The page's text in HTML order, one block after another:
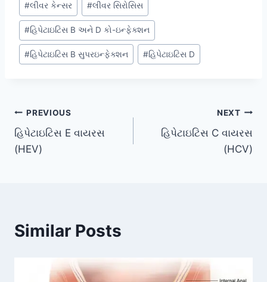
#લીવર કેન્સર #લીવર સિરોસિસ
#હિપેટાઇટિસ B અને D કો-ઇન્ફેક્શન
#હિપેટાઇટિસ B સુપરઇન્ફેક્શન #હિપેટાઇટિસ D
Post
navigation
PREVIOUS
હિપેટાઇટિસ E વાયરસ
(HEV)
NEXT
હિપેટાઇટિસ C વાયરસ
(HCV)
Similar Posts